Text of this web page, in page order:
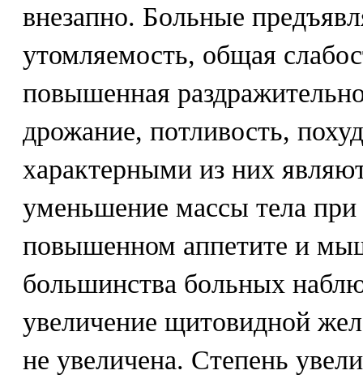
внезапно. Больные
утомляемость, общая
повышенная
дрожание, потливость,
характерными из них
уменьшение массы тела
повышенном аппетите и
большинства больных
увеличение щитовидной
не увеличена. Степень